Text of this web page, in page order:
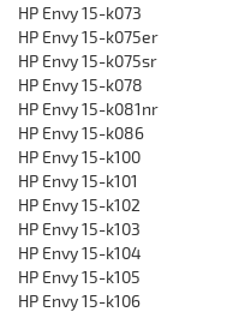
HP Envy 15-k073
HP Envy 15-k075er
HP Envy 15-k075sr
HP Envy 15-k078
HP Envy 15-k081nr
HP Envy 15-k086
HP Envy 15-k100
HP Envy 15-k101
HP Envy 15-k102
HP Envy 15-k103
HP Envy 15-k104
HP Envy 15-k105
HP Envy 15-k106